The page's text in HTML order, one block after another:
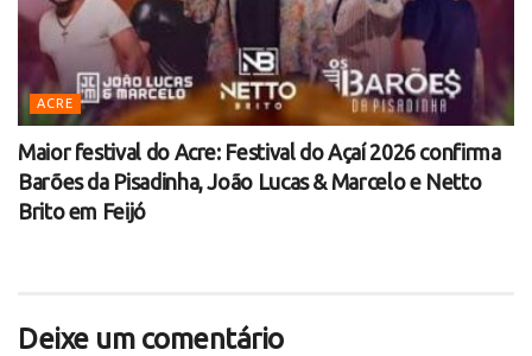
ACRE
Maior festival do Acre: Festival do Açaí 2026 confirma
Barões da Pisadinha, João Lucas & Marcelo e Netto
Brito em Feijó
Deixe um comentário